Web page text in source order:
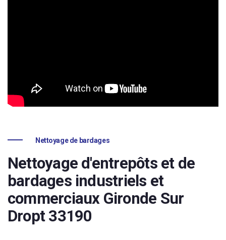
Nettoyage de bardages
Nettoyage d'entrepôts et de
bardages industriels et
commerciaux Gironde Sur
Dropt 33190